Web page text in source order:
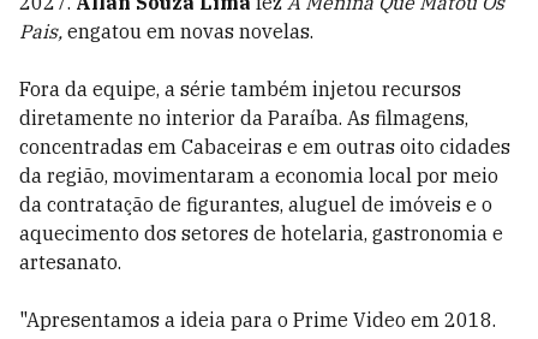
Pais, engatou em novas novelas.
Fora da equipe, a série também injetou recursos
diretamente no interior da Paraíba. As filmagens,
concentradas em Cabaceiras e em outras oito cidades
da região, movimentaram a economia local por meio
da contratação de figurantes, aluguel de imóveis e o
aquecimento dos setores de hotelaria, gastronomia e
artesanato.
"Apresentamos a ideia para o Prime Video em 2018.